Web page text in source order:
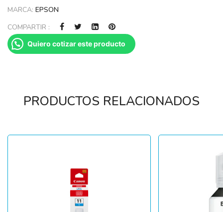
MARCA: EPSON
COMPARTIR :
Quiero cotizar este producto
PRODUCTOS RELACIONADOS